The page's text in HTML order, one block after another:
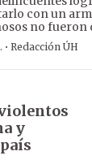
con un
no fueron
· Redacción ÚH
y